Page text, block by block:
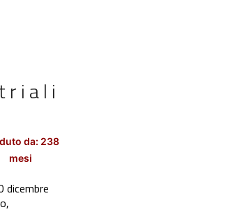
da: 238
mesi
dicembre